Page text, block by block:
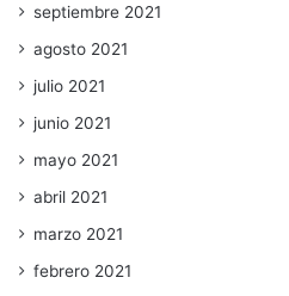
septiembre 2021
agosto 2021
julio 2021
junio 2021
mayo 2021
abril 2021
marzo 2021
febrero 2021